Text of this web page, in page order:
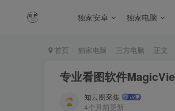
独家安卓 独家电脑
首页 独家电脑 三方电脑 正文
专业看图软件
知云阁采集
4个月前更新